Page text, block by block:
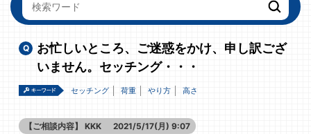
お忙しいところ、ご迷惑をかけ、申し訳ござ
いません。セッチング・・・
セッチング 荷重 やり方 高さ
【ご相談内容】 KKK 2021/5/17(月) 9:07